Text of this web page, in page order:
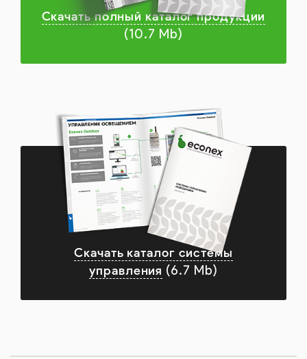
Скачать полный каталог продукции
(10.7 Mb)
Скачать каталог системы
управления (6.7 Mb)